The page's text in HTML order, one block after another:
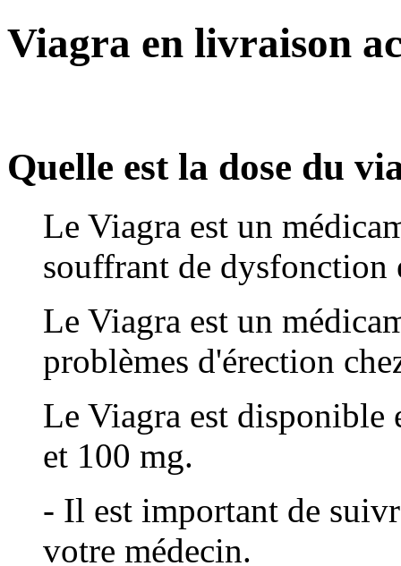
Viagra en livraison
Quelle est la dose du
Le Viagra est un
souffrant de dysfonction
Le Viagra est un
problèmes d'érection
Le Viagra est disponible
et 100 mg.
- Il est important de
votre médecin.